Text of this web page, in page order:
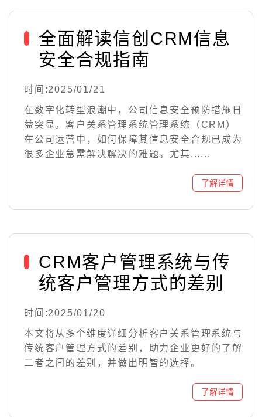
全面解读信创CRM信息
安全合规指南
时间:2025/01/21
在数字化转型浪潮中，公司信息安全预防措施日
益突显。客户关系管理系统管理系统（CRM）
在公司运营中，如何保障其信息安全合规已成为
很多企业急需解决解决的难题。尤其......
CRM客户管理系统与传
统客户管理方式的差别
时间:2025/01/20
本文将从多个维度详细分析客户关系管理系统与
传统客户管理方式的差别，助力企业更好的了解
二者之间的差别，并做出明智的选择。